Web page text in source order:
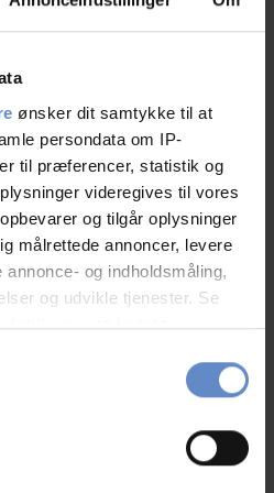
ønsker dit samtykke til at
persondata om IP-
til præferencer, statistik og
videregives til vores
og tilgår oplysninger
målrettede annoncer, levere
og indholdsmåling,
og udvikle tjenester. Se
og i vores
fra vores
ved at trykke på "Privacy
coffee. That doesn't exactly
if you go after 8 a.m.
experience is rather
to carry bed linen as a